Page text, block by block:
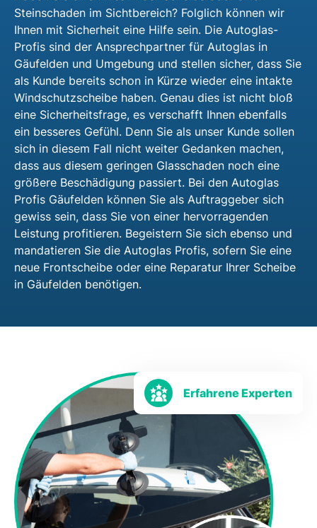
Steinschaden im Sichtbereich? Folglich können wir
Ihnen mit Sicherheit eine Hilfe sein. Die Autoglas-
Profis sind der Ansprechpartner für Autoglas in
Gäufelden und Umgebung und stellen sicher, dass Sie
als Kunde bereits schon in Kürze wieder eine intakte
Windschutzscheibe haben. Genau dies ist nicht bloß
eine Sicherheitsfrage, es verschafft Ihnen ebenfalls
ein besseres Gefühl. Denn Sie als unser Kunde sollen
sich in diesem Fall nicht weiter Gedanken machen,
dass aus diesem geringen Glasschaden noch eine
größere Beschädigung passiert. Bei den Autoglas
Profis Gäufelden können Sie als Auftraggeber sich
gewiss sein, dass Sie von einer hervorragenden
Leistung profitieren. Begeistern Sie sich ebenso und
mandatieren Sie die Autoglas Profis, sofern Sie eine
neue Frontscheibe oder eine Reparatur Ihrer Scheibe
in Gäufelden benötigen.
Erfahrene Experten